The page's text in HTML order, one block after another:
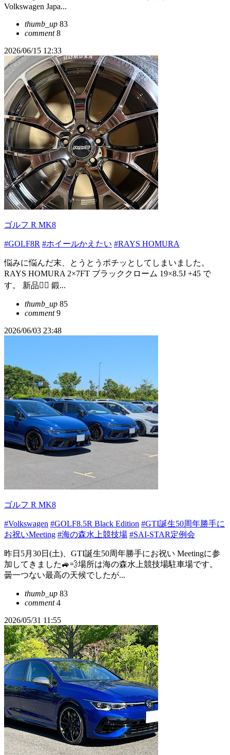
Volkswagen Japa...
thumb_up 83
comment8
2026/06/15 12:33
ゴルフ R MK8
#GOLF8R #ホイールかえたい #RAYS HOMURA
悩みに悩んだ末、とうとうポチッとしてしまいました。
RAYS HOMURA 2×7FT ブラッククローム 19×8.5J +45 で
す。 新品🙅‍♂️ 鍛...
thumb_up 85
comment9
2026/06/03 23:48
ゴルフ R MK8
#Volkswagen #GOLF8.5R Black Edition #GTI誕生50周年勝手に
お祝いMeeting #海の森水上競技場 #SAI-STAR定例会
昨日5月30日(土)、GTI誕生50周年勝手にお祝い Meetingに参
加してきました🚙💨場所は海の森水上競技場駐車場です。
曇一つない最高の天候でしたが...
thumb_up 83
comment4
2026/05/31 11:55